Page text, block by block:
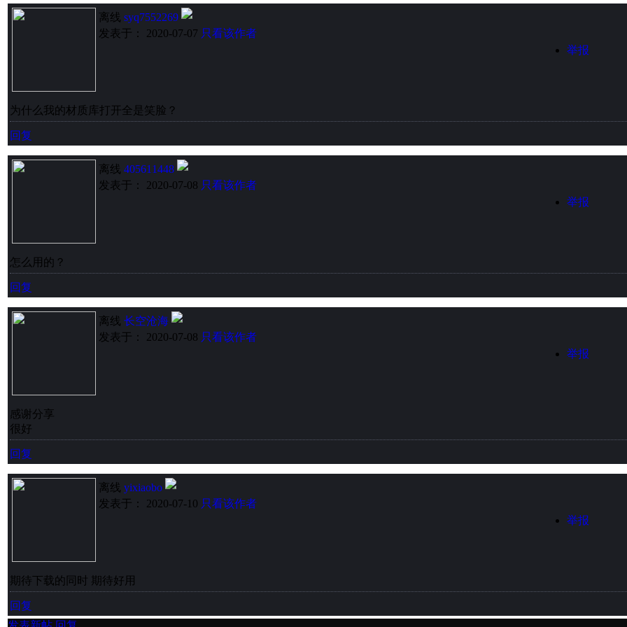
离线 syq7552269
发表于： 2020-07-07 只看该作者
举报
为什么我的材质库打开全是笑脸？
回复
离线 405611448
发表于： 2020-07-08 只看该作者
举报
怎么用的？
回复
离线 长空沧海
发表于： 2020-07-08 只看该作者
举报
感谢分享
很好
回复
离线 yixiaobo
发表于： 2020-07-10 只看该作者
举报
期待下载的同时 期待好用
回复